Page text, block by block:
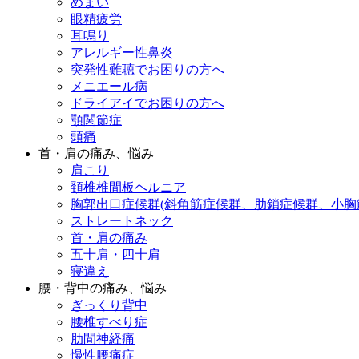
眼精疲労
耳鳴り
アレルギー性鼻炎
突発性難聴でお困りの方へ
メニエール病
ドライアイでお困りの方へ
顎関節症
頭痛
首・肩の痛み、悩み
肩こり
頚椎椎間板ヘルニア
胸郭出口症候群(斜角筋症候群、肋鎖症候群、小
ストレートネック
首・肩の痛み
五十肩・四十肩
寝違え
腰・背中の痛み、悩み
ぎっくり背中
腰椎すべり症
肋間神経痛
慢性腰痛症